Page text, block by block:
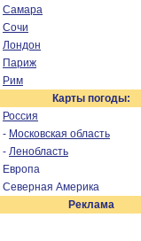
Самара
Сочи
Лондон
Париж
Рим
Карты погоды:
Россия
- Московская область
- Ленобласть
Европа
Северная Америка
Реклама